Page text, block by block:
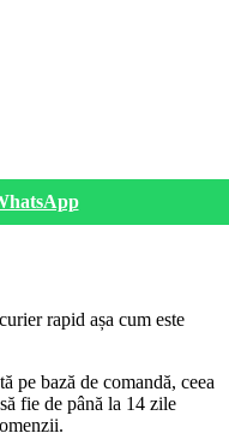
rapid așa cum este
pe bază de comandă, ceea
fie de până la 14 zile